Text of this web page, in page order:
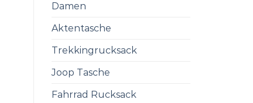
Damen
Aktentasche
Trekkingrucksack
Joop Tasche
Fahrrad Rucksack